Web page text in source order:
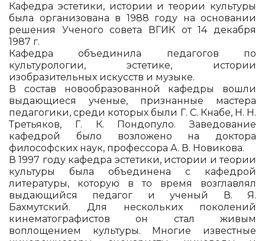
Кафедра эстетики, истории и теории культуры
была организована в 1988 году на основании
решения Ученого совета ВГИК от 14 декабря
1987 г.
Кафедра объединила педагогов по
культурологии, эстетике, истории
изобразительных искусств и музыке.
В состав новообразованной кафедры вошли
выдающиеся ученые, признанные мастера
педагогики, среди которых были Г. С. Кнабе, Н. Н.
Третьяков, Г. К. Пондопуло. Заведование
кафедрой было возложено на доктора
философских наук, профессора А. В. Новикова.
В 1997 году кафедра эстетики, истории и теории
культуры была объединена с кафедрой
литературы, которую в то время возглавлял
выдающийся педагог и ученый В. Я.
Бахмутский. Для нескольких поколений
кинематографистов он стал живым
воплощением культуры. Многие известные